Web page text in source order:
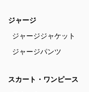
ジャージ
ジャージジャケット
ジャージパンツ
スカート・ワンピース